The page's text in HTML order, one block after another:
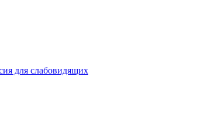
для слабовидящих